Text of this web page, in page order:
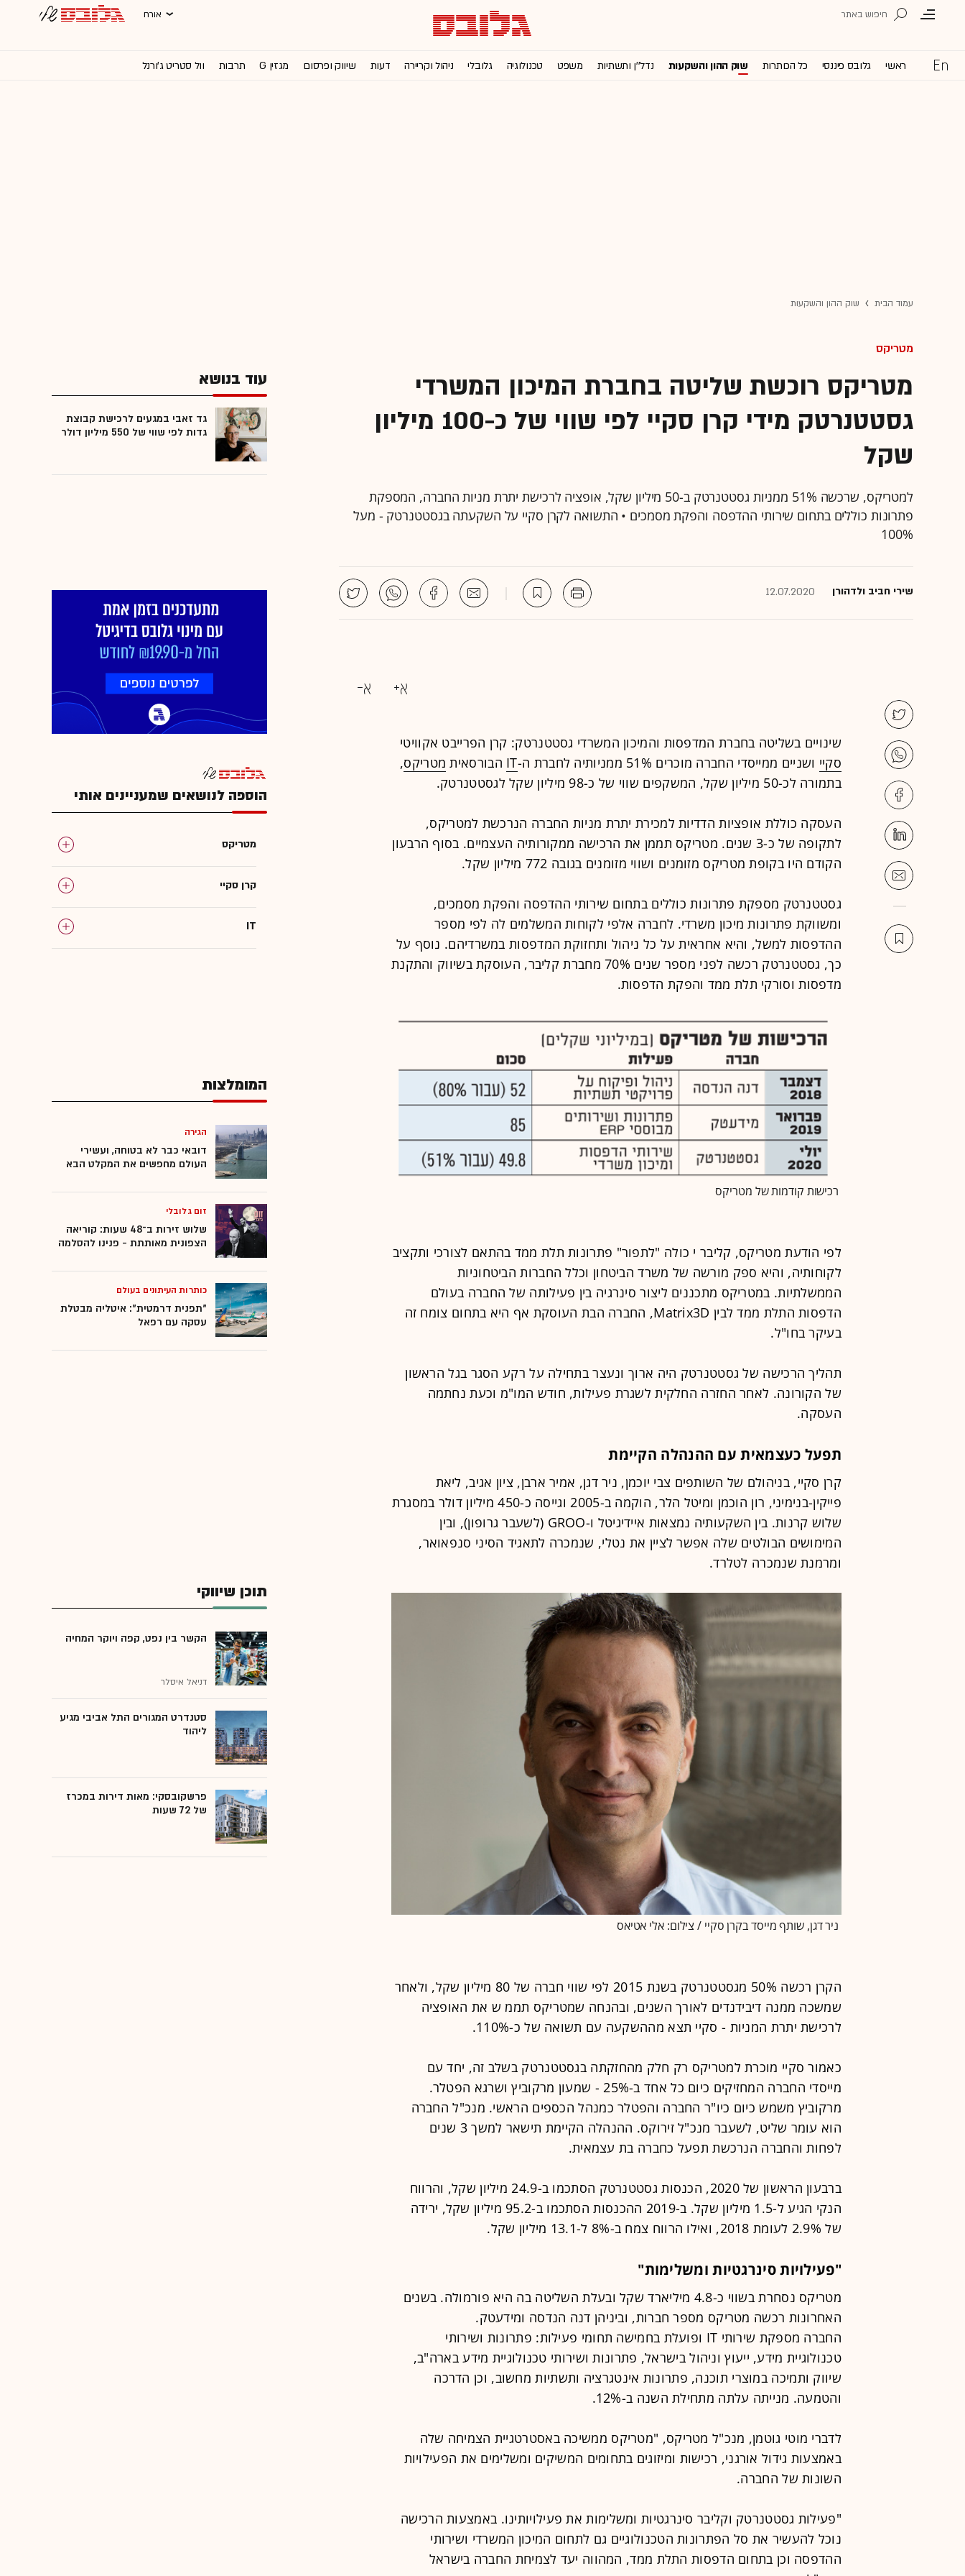
אורח
ראשי גלובס פיננסי כל הכותרות שוק ההון והשקעות נדל''ן ותשתיות משפט טכנולוגיה גלובלי ניהול וקריירה דעות שיווק ופרסום מגזין G תרבות וול סטריט ג'ורנל
עמוד הבית שוק ההון והשקעות
מטריקס
מטריקס רוכשת שליטה בחברת המיכון המשרדי
גסטטנרטק מידי קרן סקיי לפי שווי של כ-100 מיליון
שקל
למטריקס, שרכשה 51% ממניות גסטטנרטק ב-50 מיליון שקל, אופציה לרכישת יתרת מניות החברה, המספקת
פתרונות כוללים בתחום שירותי ההדפסה והפקת מסמכים • התשואה לקרן סקיי על השקעתה בגסטטנרטק - מעל
100%
שירי חביב ולדהורן 12.07.2020
שינויים בשליטה בחברת המדפסות והמיכון המשרדי גסטטנרטק: קרן הפרייבט אקוויטי
סקיי ושניים ממייסדי החברה מוכרים 51% ממניותיה לחברת ה- IT הבורסאית מטריקס,
בתמורה לכ-50 מיליון שקל, המשקפים שווי של כ-98 מיליון שקל לגסטטנרטק.
העסקה כוללת אופציות הדדיות למכירת יתרת מניות החברה הנרכשת למטריקס,
לתקופה של כ-3 שנים. מטריקס תממן את הרכישה ממקורותיה העצמיים. בסוף הרבעון
הקודם היו בקופת מטריקס מזומנים ושווי מזומנים בגובה 772 מיליון שקל.
גסטטנרטק מספקת פתרונות כוללים בתחום שירותי ההדפסה והפקת מסמכים,
ומשווקת פתרונות מיכון משרדי. לחברה אלפי לקוחות המשלמים לה לפי מספר
ההדפסות למשל, והיא אחראית על כל ניהול ותחזוקת המדפסות במשרדיהם. נוסף על
כך, גסטטנרטק רכשה לפני מספר שנים 70% מחברת קליבר, העוסקת בשיווק והתקנת
מדפסות וסורקי תלת ממד והפקת הדפסות.
רכישות קודמות של מטריקס
לפי הודעת מטריקס, קליבר י כולה "לתפור" פתרונות תלת ממד בהתאם לצורכי ותקציב
לקוחותיה, והיא ספק מורשה של משרד הביטחון וכלל החברות הביטחוניות
הממשלתיות. במטריקס מתכננים ליצור סינרגיה בין פעילותה של החברה בעולם
הדפסות התלת ממד לבין Matrix3D, החברה הבת העוסקת אף היא בתחום צומח זה
בעיקר בחו"ל.
תהליך הרכישה של גסטטנרטק היה ארוך ונעצר בתחילה על רקע הסגר בגל הראשון
של הקורונה. לאחר החזרה החלקית לשגרת פעילות, חודש המו"מ וכעת נחתמה
העסקה.
תפעל כעצמאית עם ההנהלה הקיימת
קרן סקיי, בניהולם של השותפים צבי יוכמן, ניר דגן, אמיר ארבן, ציון אגיב, ליאת
פייקין-בנימיני, רון הוכמן ומיטל הלר, הוקמה ב-2005 וגייסה כ-450 מיליון דולר במסגרת
שלוש קרנות. בין השקעותיה נמצאות איידיגיטל ו-GROO (לשעבר גרופון), ובין
המימושים הבולטים שלה אפשר לציין את נטלי, שנמכרה לתאגיד הסיני סנפאואר,
ומרמנת שנמכרה לטלרד.
ניר דגן, שותף מייסד בקרן סקיי / צילום: אלי אטיאס
הקרן רכשה 50% מגסטטנרטק בשנת 2015 לפי שווי חברה של 80 מיליון שקל, ולאחר
שמשכה ממנה דיבידנדים לאורך השנים, ובהנחה שמטריקס תממ ש את האופציה
לרכישת יתרת המניות - סקיי תצא מההשקעה עם תשואה של כ-110%.
כאמור סקיי מוכרת למטריקס רק חלק מהחזקתה בגסטטנרטק בשלב זה, יחד עם
מייסדי החברה המחזיקים כיום כל אחד ב-25% - שמעון מרקוביץ ושרגא הפטלר.
מרקוביץ משמש כיום כיו"ר החברה והפטלר כמנהל הכספים הראשי. מנכ"ל החברה
הוא עומר שליט, לשעבר מנכ"ל זירוקס. ההנהלה הקיימת תישאר למשך 3 שנים
לפחות והחברה הנרכשת תפעל כחברה בת עצמאית.
ברבעון הראשון של 2020, הכנסות גסטטנרטק הסתכמו ב-24.9 מיליון שקל, והרווח
הנקי הגיע ל-1.5 מיליון שקל. ב-2019 ההכנסות הסתכמו ב-95.2 מיליון שקל, ירידה
של 2.9% לעומת 2018, ואילו הרווח צמח ב-8% ל-13.1 מיליון שקל.
"פעילויות סינרגטיות ומשלימות"
מטריקס נסחרת בשווי כ-4.8 מיליארד שקל ובעלת השליטה בה היא פורמולה. בשנים
האחרונות רכשה מטריקס מספר חברות, וביניהן דנה הנדסה ומידעטק.
החברה מספקת שירותי IT ופועלת בחמישה תחומי פעילות: פתרונות ושירותי
טכנולוגיית מידע, ייעוץ וניהול בישראל, פתרונות ושירותי טכנולוגיית מידע בארה"ב,
שיווק ותמיכה במוצרי תוכנה, פתרונות אינטגרציה ותשתיות מחשוב, וכן הדרכה
והטמעה. מנייתה עלתה מתחילת השנה ב-12%.
לדברי מוטי גוטמן, מנכ"ל מטריקס, "מטריקס ממשיכה באסטרטגיית הצמיחה שלה
באמצעות גידול אורגני, רכישות ומיזוגים בתחומים המשיקים ומשלימים את הפעילויות
השונות של החברה.
"פעילות גסטטנרטק וקליבר סינרגטיות ומשלימות את פעילויותינו. באמצעות הרכישה
נוכל להעשיר את סל הפתרונות הטכנולוגיים גם לתחום המיכון המשרדי ושירותי
ההדפסה וכן בתחום הדפסות התלת ממד, המהווה יעד לצמיחת החברה בישראל
עוד בנושא
גד זאבי במגעים לרכישת קבוצת
גדות לפי שווי של 550 מיליון דולר
הוספה לנושאים שמעניינים אותי
מטריקס
קרן סקיי
IT
המומלצות
הגירה
דובאי כבר לא בטוחה, ועשירי
העולם מחפשים את המקלט הבא
זום גלובלי
שלוש זירות ב־48 שעות: קוריאה
הצפונית מאותתת - פנינו להסלמה
כותרות העיתונים בעולם
"תפנית דרמטית": איטליה מבטלת
עסקה עם רפאל
תוכן שיווקי
הקשר בין נפט, קפה ויוקר המחיה
דניאל איסלר
סטנדרט המגורים התל אביבי מגיע
ליהוד
פרשקובסקי: מאות דירות במכרז
של 72 שעות